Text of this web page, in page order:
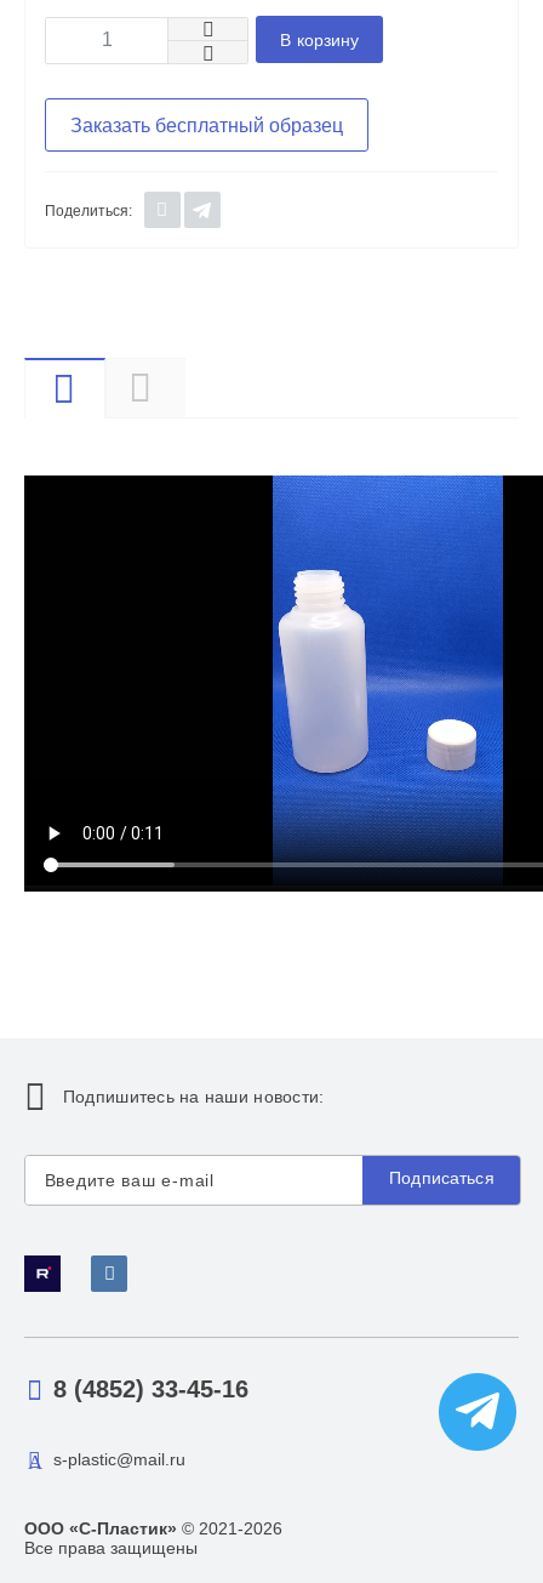
В корзину
Заказать бесплатный образец
Поделиться:
Подпишитесь на наши новости:
Подписаться
8 (4852) 33-45-16
s-plastic@mail.ru
ООО «С-Пластик» © 2021-2026
Все права защищены